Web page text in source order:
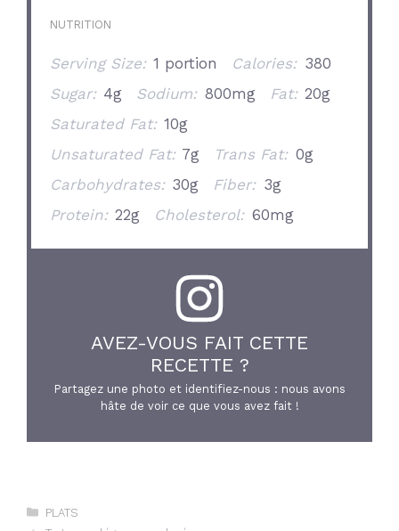
NUTRITION
Serving Size: 1 portion Calories: 380
Sugar: 4g Sodium: 800mg Fat: 20g
Saturated Fat: 10g
Unsaturated Fat: 7g Trans Fat: 0g
Carbohydrates: 30g Fiber: 3g
Protein: 22g Cholesterol: 60mg
AVEZ-VOUS FAIT CETTE
RECETTE ?
Partagez une photo et identifiez-nous : nous avons
hâte de voir ce que vous avez fait !
Catégories
PLATS